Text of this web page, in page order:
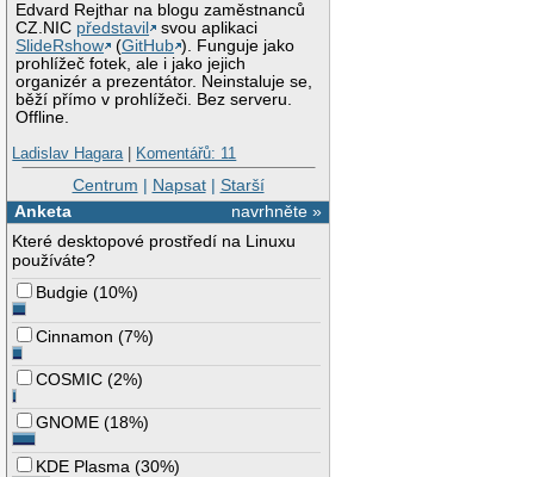
Edvard Rejthar na blogu zaměstnanců
CZ.NIC představil
svou aplikaci
SlideRshow
(GitHub ). Funguje jako
prohlížeč fotek, ale i jako jejich
organizér a prezentátor. Neinstaluje se,
běží přímo v prohlížeči. Bez serveru.
Offline.
Ladislav Hagara| Komentářů: 11
Centrum | Napsat| Starší
navrhněte »
Anketa
Které desktopové prostředí na Linuxu
používáte?
Budgie (10%)
Cinnamon (7%)
COSMIC (2%)
GNOME (18%)
KDE Plasma (30%)